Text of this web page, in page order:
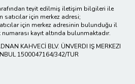
teyit edilmiş iletişim bilgileri ile
için merkez adresi;
için merkez adresinin bulunduğu il
kayıt altında bulunmaktadır.
KAHVECİ BLV. ÜNVERDI IŞ MERKEZI
1500047164/342/TUR